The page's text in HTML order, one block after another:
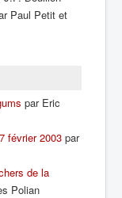
Paul Petit et
par Eric
février 2003 par
de la
Polian